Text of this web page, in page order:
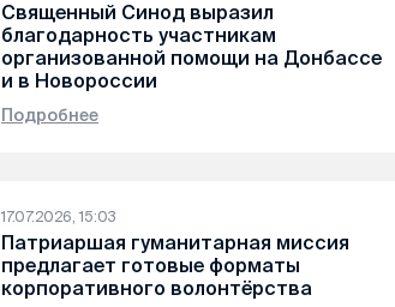
Священный Синод выразил
благодарность участникам
организованной помощи на Донбассе
и в Новороссии
Подробнее
17.07.2026, 15:03
Патриаршая гуманитарная миссия
предлагает готовые форматы
корпоративного волонтёрства